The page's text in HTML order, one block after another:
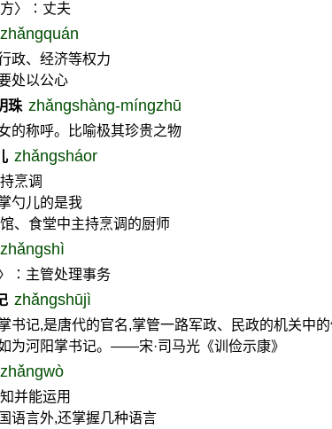
〉∶丈夫
zhǎngquán
政、经济等权力
处以公心
珠 zhǎngshàng-míngzhū
的称呼。比喻极其珍贵之物
zhǎngsháor
烹调
勺儿的是我
、食堂中主持烹调的厨师
zhǎngshì
〉∶主管处理事务
zhǎngshūjì
书记,是唐代的官名,掌管一路军政、民政的机关中
为河阳掌书记。——宋·司马光《训俭示康》
zhǎngwò
并能运用
语言外,还掌握几种语言